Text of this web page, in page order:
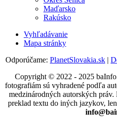
Maďarsko
Rakúsko
Vyhľadávanie
Mapa stránky
Odporúčame: PlanetSlovakia.sk |
Copyright © 2022 - 2025
fotografiám sú vyhradené podľa
medzinárodných autorských
preklad textu do iných jazykov,